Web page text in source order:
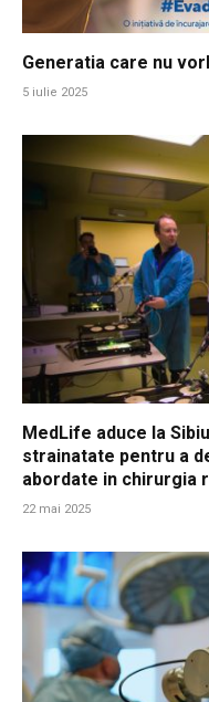
Generatia care nu
5 iulie 2025
MedLife aduce la
strainatate pentru a
abordate in chirurgia
22 mai 2025